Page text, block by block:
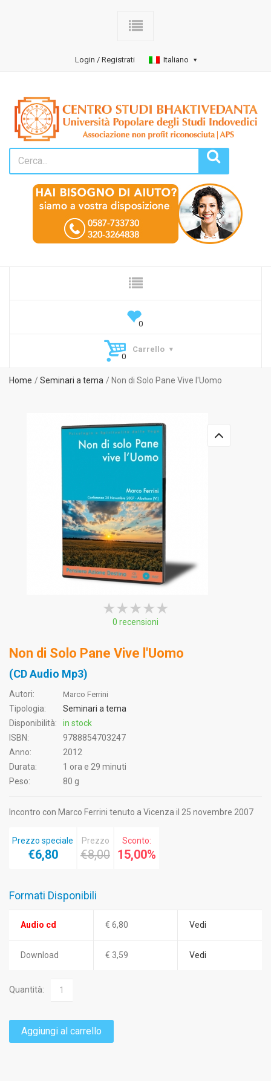
Login / Registrati Italiano
Carrello
Home Seminari a tema Non di Solo Pane Vive l'Uomo
★★★★★
★★★★★
★★★★★
0 recensioni
Non di Solo Pane Vive l'Uomo
(CD Audio Mp3)
Autori: Marco Ferrini
Tipologia:
Seminari a tema
Disponibilità:
in stock
ISBN:
9788854703247
Anno:
2012
Durata:
1 ora e 29 minuti
Peso:
80 g
Incontro con Marco Ferrini tenuto a Vicenza il 25 novembre 2007
Prezzo speciale
€6,80
Prezzo
€8,00
Sconto:
15,00%
Formati Disponibili
Audio cd € 6,80 Vedi
Download € 3,59 Vedi
Quantità:
Aggiungi al carrello